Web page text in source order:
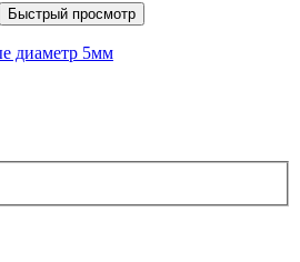
Быстрый просмотр
диаметр 5мм